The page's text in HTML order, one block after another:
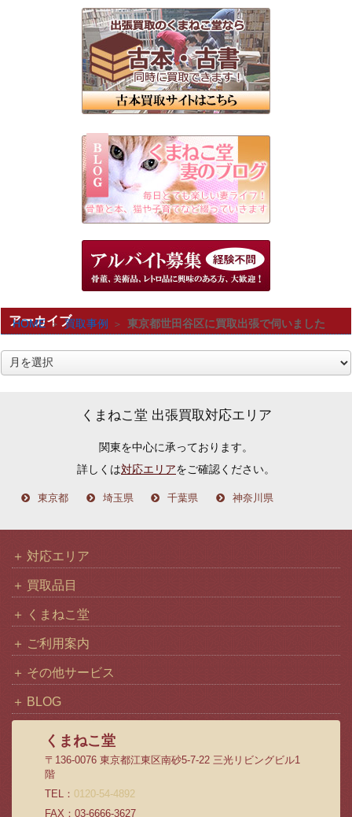
HOME 買取事例 東京都世田谷区に買取出張で伺いました
アーカイブ
くまねこ堂 出張買取対応エリア
関東を中心に承っております。
詳しくは対応エリアをご確認ください。
東京都 埼玉県 千葉県 神奈川県
対応エリア
買取品目
くまねこ堂
ご利用案内
その他サービス
BLOG
くまねこ堂
〒136-0076 東京都江東区南砂5-7-22 三光リビングビル1
階
TEL： 0120-54-4892
FAX：03-6666-3627